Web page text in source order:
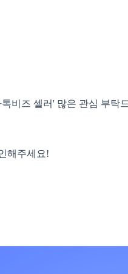
비즈 셀러' 많은 관심 부탁
해주세요!